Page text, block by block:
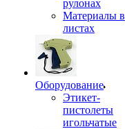
рулонах
Материалы в
листах
Оборудование
Этикет-
пистолеты
игольчатые